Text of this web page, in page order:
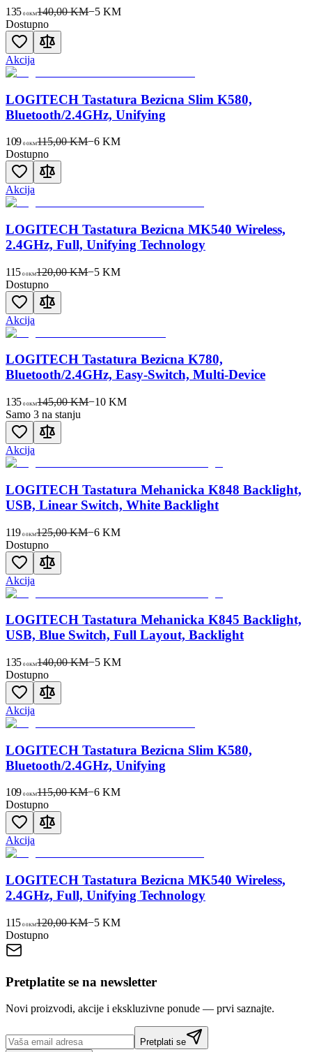
135 00KM140,00 KM−5 KM
Dostupno
Akcija
LOGITECH Tastatura Bezicna Slim K580,
Bluetooth/2.4GHz, Unifying
109 00KM115,00 KM−6 KM
Dostupno
Akcija
LOGITECH Tastatura Bezicna MK540 Wireless,
2.4GHz, Full, Unifying Technology
115 00KM120,00 KM−5 KM
Dostupno
Akcija
LOGITECH Tastatura Bezicna K780,
Bluetooth/2.4GHz, Easy-Switch, Multi-Device
135 00KM145,00 KM−10 KM
Samo 3 na stanju
Akcija
LOGITECH Tastatura Mehanicka K848 Backlight,
USB, Linear Switch, White Backlight
119 00KM125,00 KM−6 KM
Dostupno
Akcija
LOGITECH Tastatura Mehanicka K845 Backlight,
USB, Blue Switch, Full Layout, Backlight
135 00KM140,00 KM−5 KM
Dostupno
Akcija
LOGITECH Tastatura Bezicna Slim K580,
Bluetooth/2.4GHz, Unifying
109 00KM115,00 KM−6 KM
Dostupno
Akcija
LOGITECH Tastatura Bezicna MK540 Wireless,
2.4GHz, Full, Unifying Technology
115 00KM120,00 KM−5 KM
Dostupno
Pretplatite se na newsletter
Novi proizvodi, akcije i ekskluzivne ponude — prvi saznajte.
Pretplati se